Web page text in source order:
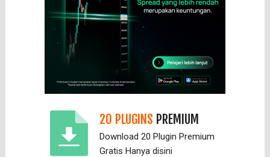
20 PLUGINS PREMIUM
Download 20 Plugin Premium
Gratis Hanya disini